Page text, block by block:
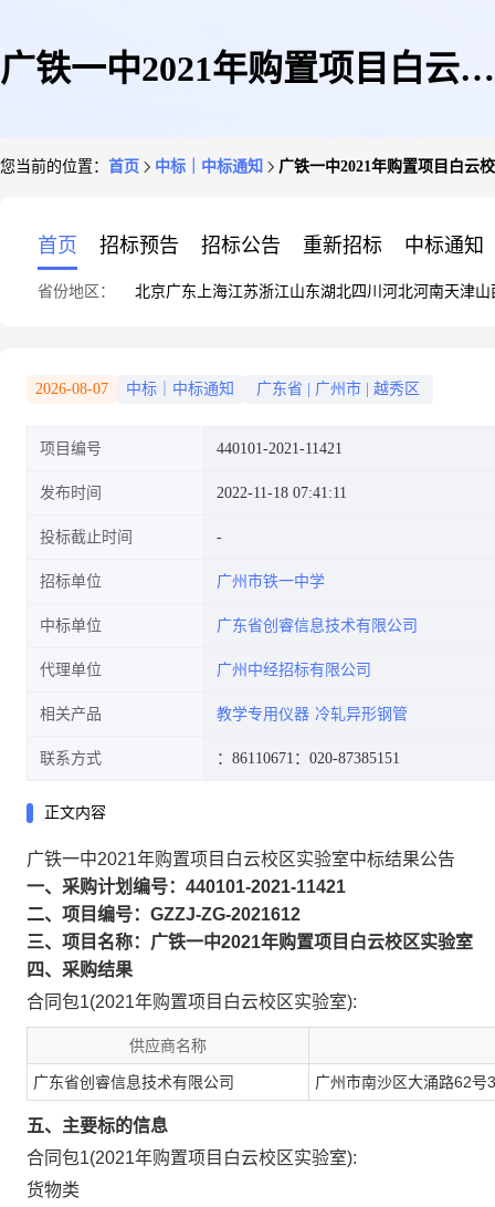
广铁一中2021年购置项目白云校
您当前的位置： 首页 中标｜中标通知 广铁一中2021年购置项目白云
首页 招标预告 招标公告 重新招标 中标通知
省份地区： 北京广东 上海江苏浙江山东湖北四川 河北河南天津山
2026-08-07 中标｜中标通知 广东省 广州市 越秀区
项目编号 440101-2021-11421
发布时间 2022-11-18 07:41:11
投标截止时间
招标单位 广州市铁一中学
中标单位 广东省创睿信息技术有限公司
代理单位 广州中经招标有限公司
相关产品 教学专用仪器 冷轧异形钢管
联系方式 ：86110671 ：020-87385151
正文内容
广铁一中2021年购置项目白云校区实验室中标结果公告
一、采购计划编号：440101-2021-11421
二、项目编号：GZZJ-ZG-2021612
三、项目名称：广铁一中2021年购置项目白云校区实验室
四、采购结果
合同包1(2021年购置项目白云校区实验室):
供应商名称
广东省创睿信息技术有限公司 广州市南沙区大涌路62
五、主要标的信息
合同包1(2021年购置项目白云校区实验室):
货物类